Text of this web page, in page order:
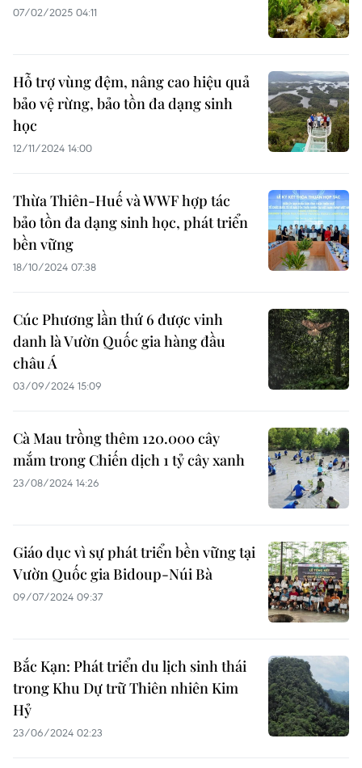
07/02/2025 04:11
Hỗ trợ vùng đệm, nâng cao hiệu quả
bảo vệ rừng, bảo tồn đa dạng sinh
học
12/11/2024 14:00
Thừa Thiên-Huế và WWF hợp tác
bảo tồn đa dạng sinh học, phát triển
bền vững
18/10/2024 07:38
Cúc Phương lần thứ 6 được vinh
danh là Vườn Quốc gia hàng đầu
châu Á
03/09/2024 15:09
Cà Mau trồng thêm 120.000 cây
mắm trong Chiến dịch 1 tỷ cây xanh
23/08/2024 14:26
Giáo dục vì sự phát triển bền vững tại
Vườn Quốc gia Bidoup-Núi Bà
09/07/2024 09:37
Bắc Kạn: Phát triển du lịch sinh thái
trong Khu Dự trữ Thiên nhiên Kim
Hỷ
23/06/2024 02:23